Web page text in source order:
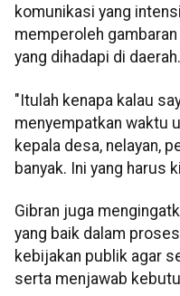
komunikasi yang
memperoleh
yang dihadapi di daerah.
"Itulah kenapa kalau
menyempatkan waktu
kepala desa, nelayan,
banyak. Ini yang harus
Gibran juga
yang baik dalam
kebijakan publik agar
serta menjawab